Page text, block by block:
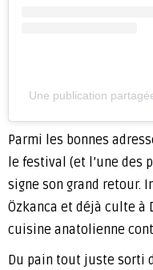
Une publication
Parmi les bonnes
le festival (et l’une des
signe son grand retour.
Özkanca et déjà culte à
cuisine anatolienne
Du pain tout juste sorti